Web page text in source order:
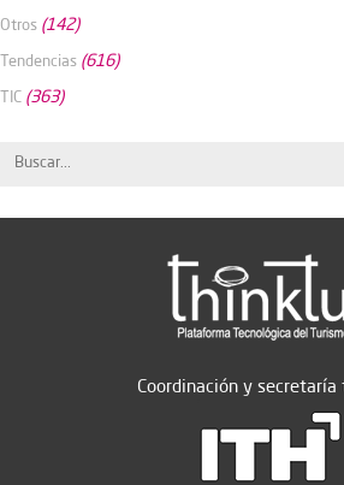
Otros (142)
Tendencias (616)
TIC (363)
Coordinación y secretaría